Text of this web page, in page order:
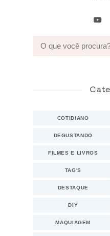
COTIDIANO
DEGUSTANDO
FILMES E LIVROS
TAG'S
DESTAQUE
DIY
MAQUIAGEM